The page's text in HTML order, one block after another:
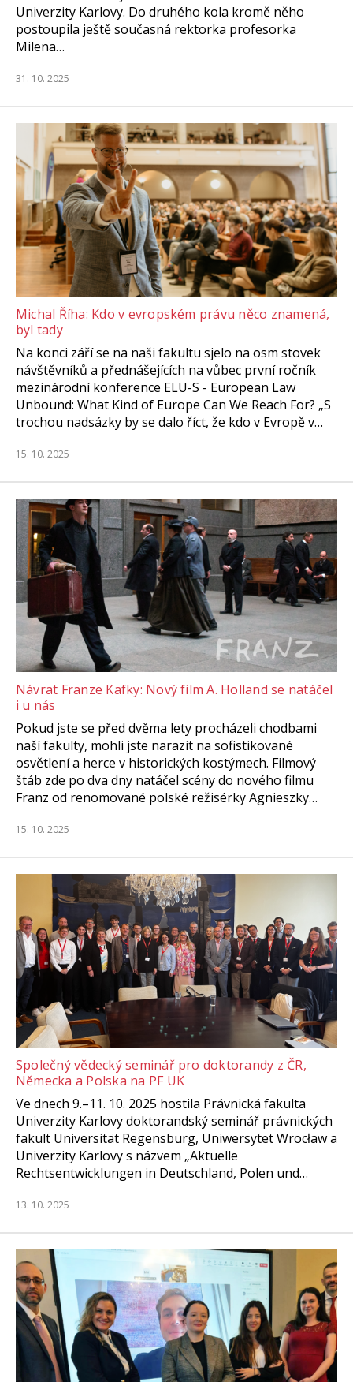
Univerzity Karlovy. Do druhého kola kromě něho
postoupila ještě současná rektorka profesorka
Milena…
31. 10. 2025
Michal Říha: Kdo v evropském právu něco znamená,
byl tady
Na konci září se na naši fakultu sjelo na osm stovek
návštěvníků a přednášejících na vůbec první ročník
mezinárodní konference ELU-S - European Law
Unbound: What Kind of Europe Can We Reach For? „S
trochou nadsázky by se dalo říct, že kdo v Evropě v…
15. 10. 2025
Návrat Franze Kafky: Nový film A. Holland se natáčel
i u nás
Pokud jste se před dvěma lety procházeli chodbami
naší fakulty, mohli jste narazit na sofistikované
osvětlení a herce v historických kostýmech. Filmový
štáb zde po dva dny natáčel scény do nového filmu
Franz od renomované polské režisérky Agnieszky…
15. 10. 2025
Společný vědecký seminář pro doktorandy z ČR,
Německa a Polska na PF UK
Ve dnech 9.–11. 10. 2025 hostila Právnická fakulta
Univerzity Karlovy doktorandský seminář právnických
fakult Universität Regensburg, Uniwersytet Wrocław a
Univerzity Karlovy s názvem „Aktuelle
Rechtsentwicklungen in Deutschland, Polen und…
13. 10. 2025